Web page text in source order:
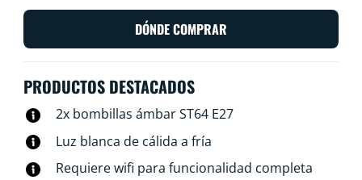
enciendan en función de tus rutinas diarias o
semanales, controlarlas con tu smartphone o la voz y
en casa. Las luces WiZ se conectan a tu router Wi-Fi,
DÓNDE COMPRAR
PRODUCTOS DESTACADOS
2x bombillas ámbar ST64 E27
Luz blanca de cálida a fría
Requiere wifi para funcionalidad completa